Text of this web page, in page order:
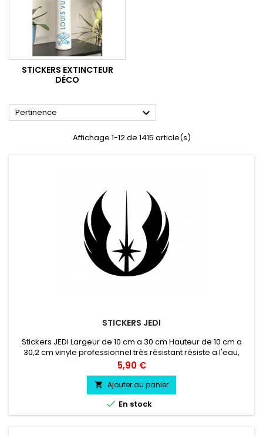
STICKERS EXTINCTEUR
DÉCO
Pertinence 
Affichage 1-12 de 1415 article(s)
STICKERS JEDI
Stickers JEDI Largeur de 10 cm a 30 cm Hauteur de 10 cm a
30,2 cm vinyle professionnel très résistant résiste a l'eau,
essence, chaleur, froid.
Prix
5,90 €
 Ajouter au panier
 En stock